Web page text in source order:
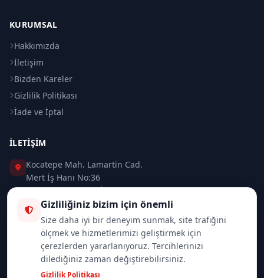
KURUMSAL
Hakkımızda
İletişim
Bizden Kareler
Gizlilik Politikası
İade ve İptal
İLETIŞIM
Kocatepe Mah. Lamartin Cad.
Mert İş Hanı No:36
Taksim / Beyoğlu / İSTANBUL
0 (212) 235 37 83
0 (532) 418 08 46
info@merttrade.com
Gizliliğiniz bizim için önemli
Size daha iyi bir deneyim sunmak, site trafiğini
ölçmek ve hizmetlerimizi geliştirmek için
çerezlerden yararlanıyoruz. Tercihlerinizi
dilediğiniz zaman değiştirebilirsiniz.
Gizlilik Politikası